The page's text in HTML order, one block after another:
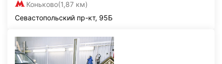
Коньково(1,87 км)
Севастопольский пр-кт, 95Б